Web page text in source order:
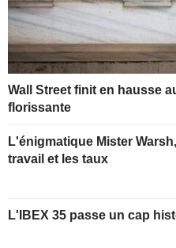
Wall Street finit en hausse
florissante
L'énigmatique Mister
travail et les taux
L'IBEX 35 passe un cap